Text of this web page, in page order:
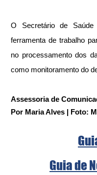
O Secretário de
ferramenta de trabalho
no processamento dos
como monitoramento do
Assessoria de
Por Maria Alves | Foto:
Guia de